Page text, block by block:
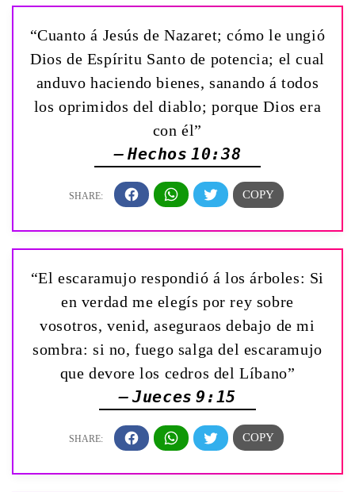
“Cuanto á Jesús de Nazaret; cómo le ungió
Dios de Espíritu Santo de potencia; el cual
anduvo haciendo bienes, sanando á todos
los oprimidos del diablo; porque Dios era
con él”
— Hechos 10:38
“El escaramujo respondió á los árboles: Si
en verdad me elegís por rey sobre
vosotros, venid, aseguraos debajo de mi
sombra: si no, fuego salga del escaramujo
que devore los cedros del Líbano”
— Jueces 9:15